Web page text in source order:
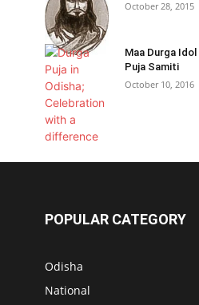
October 28, 2015
Maa Durga
Puja Samiti
October 10, 2016
POPULAR CATEGORY
Odisha
National